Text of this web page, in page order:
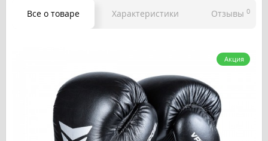
Все о товаре Характеристики Отзывы 0
Акция